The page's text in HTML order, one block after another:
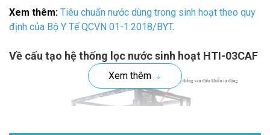
Xem thêm: Tiêu chuẩn nước dùng trong sinh hoạt theo quy
định của Bộ Y Tế QCVN 01-1:2018/BYT.
Về cấu tạo hệ thống lọc nước sinh hoạt HTI-03CAF
Xem thêm